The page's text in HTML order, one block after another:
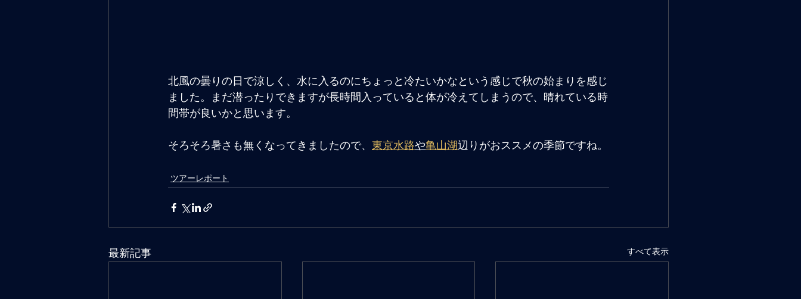
北風の曇りの日で涼しく、水に入るのにちょっと冷たいかなという感じで秋の始まりを感じ
ました。まだ潜ったりできますが長時間入っていると体が冷えてしまうので、晴れている時
間帯が良いかと思います。
そろそろ暑さも無くなってきましたので、 東京水路や亀山湖辺りがおススメの季節ですね。
ツアーレポート
最新記事 すべて表示